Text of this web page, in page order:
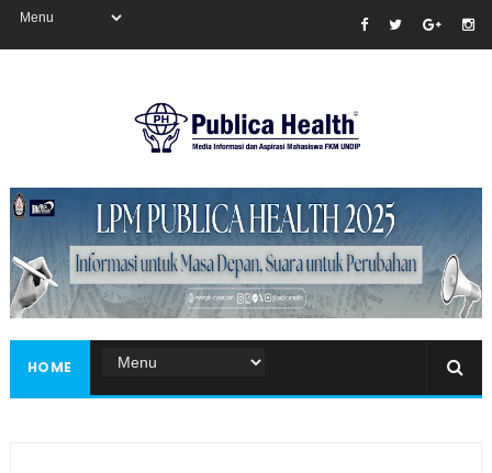
Masukkan iklan disini!
HOME